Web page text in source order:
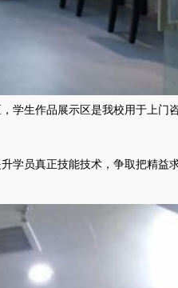
学生作品展示区是我校用于上门
学员真正技能技术，争取把精益